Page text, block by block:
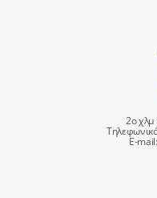
2ο χλμ
E-mail: